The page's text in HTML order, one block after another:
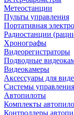
Метеостанции
Пульты управления
Портативная
Радиостанции
Хронографы
Видеорегистраторы
Подводные
Видеокамеры
Аксессуары для
Системы управления
Автопилоты
Комплекты
Контроллеры